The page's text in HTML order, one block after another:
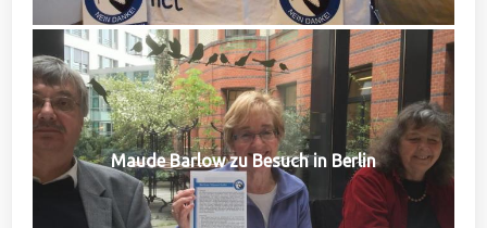
Maude Barlow zu Besuch in Berlin